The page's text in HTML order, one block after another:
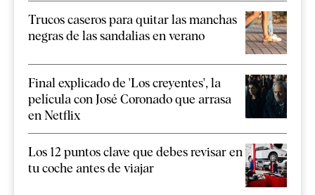
Trucos caseros para quitar las manchas
negras de las sandalias en verano
Final explicado de 'Los creyentes', la
película con José Coronado que arrasa
en Netflix
Los 12 puntos clave que debes revisar en
tu coche antes de viajar